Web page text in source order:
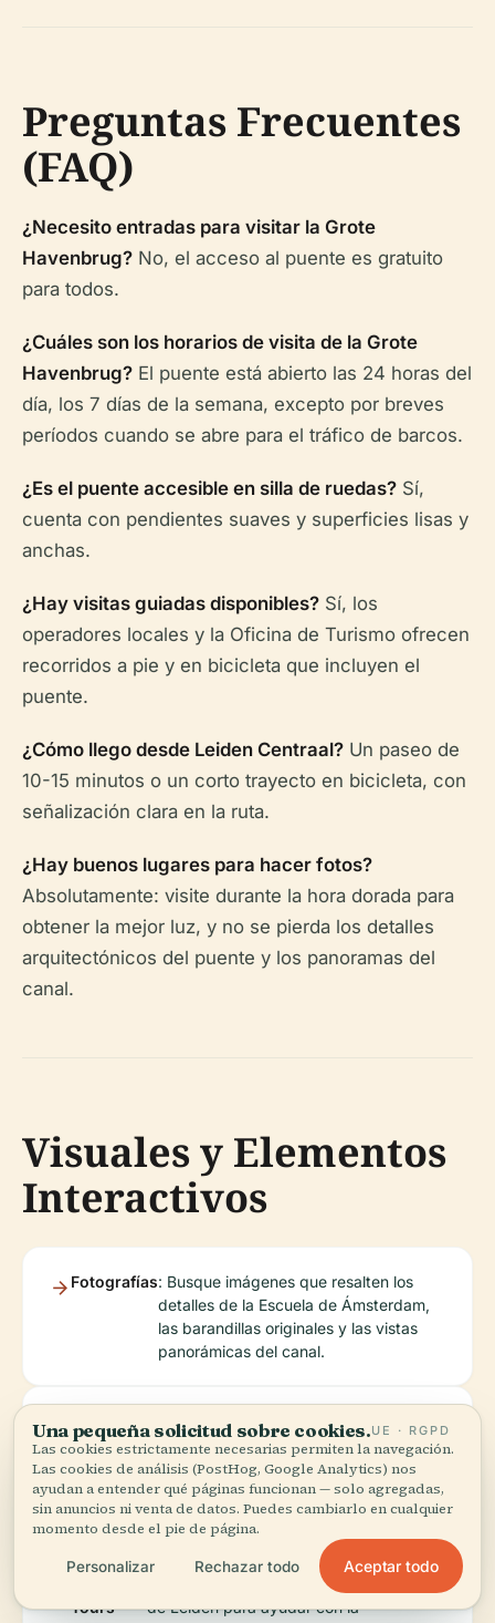
Preguntas Frecuentes
(FAQ)
¿Necesito entradas para visitar la Grote
Havenbrug? No, el acceso al puente es gratuito
para todos.
¿Cuáles son los horarios de visita de la Grote
Havenbrug? El puente está abierto las 24 horas del
día, los 7 días de la semana, excepto por breves
períodos cuando se abre para el tráfico de barcos.
¿Es el puente accesible en silla de ruedas? Sí,
cuenta con pendientes suaves y superficies lisas y
anchas.
¿Hay visitas guiadas disponibles? Sí, los
operadores locales y la Oficina de Turismo ofrecen
recorridos a pie y en bicicleta que incluyen el
puente.
¿Cómo llego desde Leiden Centraal? Un paseo de
10-15 minutos o un corto trayecto en bicicleta, con
señalización clara en la ruta.
¿Hay buenos lugares para hacer fotos?
Absolutamente: visite durante la hora dorada para
obtener la mejor luz, y no se pierda los detalles
arquitectónicos del puente y los panoramas del
canal.
Visuales y Elementos
Interactivos
Fotografías: Busque imágenes que resalten los
detalles de la Escuela de Ámsterdam,
las barandillas originales y las vistas
panorámicas del canal.
Etiquetas
Alt
: Use etiquetas descriptivas como
"Detalles de la Escuela de Ámsterdam
Grote Havenbrug" y "Vista panorámica
del canal desde Grote Havenbrug
Leiden".
Tours
: Disponibles en los sitios web de turismo
de Leiden para ayudar con la
Una pequeña solicitud sobre cookies.UE · RGPD
Las cookies estrictamente necesarias permiten la navegación.
Las cookies de análisis (PostHog, Google Analytics) nos
ayudan a entender qué páginas funcionan — solo agregadas,
sin anuncios ni venta de datos. Puedes cambiarlo en cualquier
momento desde el pie de página.
Personalizar Rechazar todo Aceptar todo